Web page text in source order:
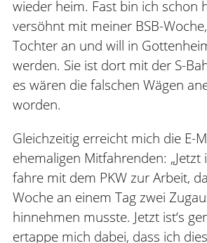
wieder heim. Fast bin ich schon
versöhnt mit meiner BSB-
Tochter an und will in
werden. Sie ist dort mit der S-
es wären die falschen Wägen
worden.
Gleichzeitig erreicht mich die E-
ehemaligen Mitfahrenden: „Jetzt
fahre mit dem PKW zur Arbeit,
Woche an einem Tag zwei
hinnehmen musste. Jetzt ist‘s
ertappe mich dabei, dass ich